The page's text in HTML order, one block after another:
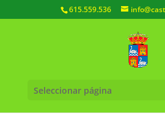
615.559.536
Seleccionar página